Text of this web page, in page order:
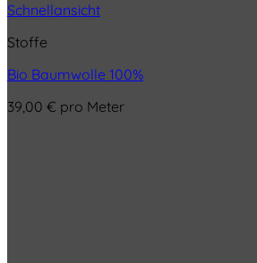
Schnellansicht
Stoffe
Bio Baumwolle 100%
39,00 € pro Meter